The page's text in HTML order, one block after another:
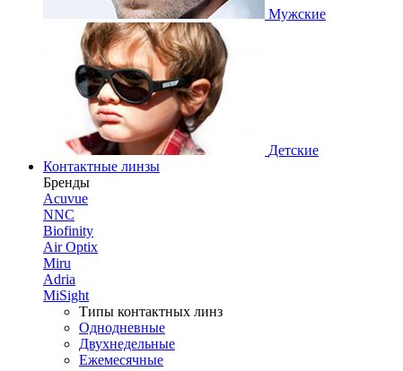
Мужские
Детские
Контактные линзы
Бренды
Acuvue
NNC
Biofinity
Air Optix
Miru
Adria
MiSight
Типы контактных линз
Однодневные
Двухнедельные
Ежемесячные